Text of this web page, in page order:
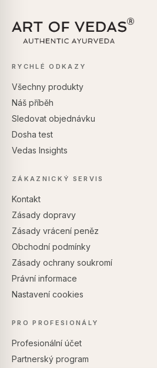
RYCHLÉ ODKAZY
Všechny produkty
Náš příběh
Sledovat objednávku
Dosha test
Vedas Insights
ZÁKAZNICKÝ SERVIS
Kontakt
Zásady dopravy
Zásady vrácení peněz
Obchodní podmínky
Zásady ochrany soukromí
Právní informace
Nastavení cookies
PRO PROFESIONÁLY
Profesionální účet
Partnerský program